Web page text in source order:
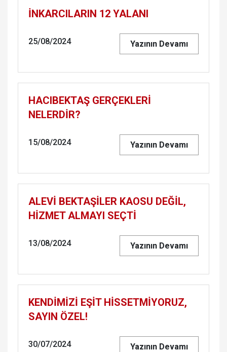
İNKARCILARIN 12 YALANI
25/08/2024 Yazının Devamı
HACIBEKTAŞ GERÇEKLERİ
NELERDİR?
15/08/2024 Yazının Devamı
ALEVİ BEKTAŞİLER KAOSU DEĞİL,
HİZMET ALMAYI SEÇTİ
13/08/2024 Yazının Devamı
KENDİMİZİ EŞİT HİSSETMİYORUZ,
SAYIN ÖZEL!
30/07/2024 Yazının Devamı